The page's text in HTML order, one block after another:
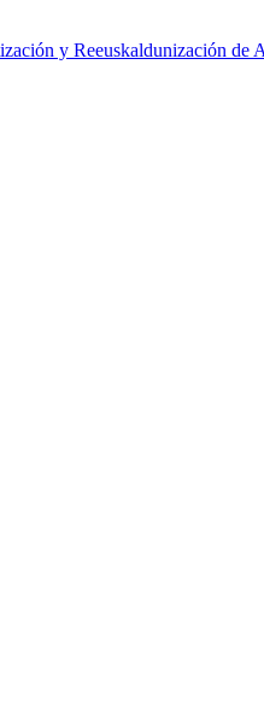
y Reeuskaldunización de